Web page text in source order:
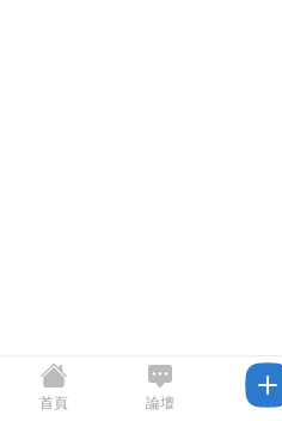
首頁 論壇